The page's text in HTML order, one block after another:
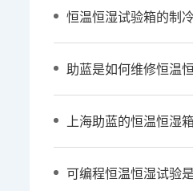
恒温恒湿试验箱的制
助蓝是如何维修恒温